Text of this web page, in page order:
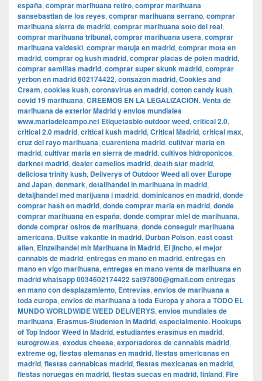
españa, comprar marihuana retiro, comprar marihuana
sansebastian de los reyes, comprar marihuana serrano, comprar
marihuana sierra de madrid, comprar marihuana soto del real,
comprar marihuana tribunal, comprar marihuana usera, comprar
marihuana valdeski, comprar matuja en madrid, comprar mota en
madrid, comprar og kush madrid, comprar placas de polen madrid,
comprar semillas madrid, comprar super skunk madrid, comprar
yerbon en madrid 602174422, consazon madrid, Cookies and
Cream, cookies kush, coronavirus en madrid, cotton candy kush,
covid 19 marihuana, CREEMOS EN LA LEGALIZACION. Venta de
marihuana de exterior Madrid y envios mundiales
www.mariadelcampo.net Etiquetasbio outdoor weed, critical 2.0,
critical 2.0 madrid, critical kush madrid, Critical Madrid, critical max,
cruz del rayo marihuana, cuarentena madrid, cultivar maria en
madrid, cultivar maria en sierra de madrid, cultivos hidroponicos,
darknet madrid, dealer camellos madrid, death star madrid,
deliciosa trinity kush, Deliverys of Outdoor Weed all over Europe
and Japan, denmark, detailhandel in marihuana in madrid,
detaljhandel med marijuana i madrid, dominicanos en madrid, donde
comprar hash en madrid, donde comprar maria en madrid, donde
comprar marihuana en españa, donde comprar miel de marihuana,
donde comprar ositos de marihuana, donde conseguir marihuana
americana, Duitse vakantie in madrid, Durban Poison, east coast
alien, Einzelhandel mit Marihuana in Madrid, El jincho, el mejor
cannabis de madrid, entregas en mano en madrid, entregas en
mano en vigo marihuana, entregas en mano venta de marihuana en
madrid whatsapp 0034602174422 sat97800@gmail.com entregas
en mano con desplazamiento, Entrevías, envios de marihuana a
toda europa, envios de marihuana a toda Europa y ahora a TODO EL
MUNDO WORLDWIDE WEED DELIVERYS, envios mundiales de
marihuana, Erasmus-Studenten in Madrid, especialmente. Hookups
of Top Indoor Weed in Madrid, estudiantes erasmus en madrid,
eurogrow.es, exodus cheese, exportadores de cannabis madrid,
extreme og, fiestas alemanas en madrid, fiestas americanas en
madrid, fiestas cannabicas madrid, fiestas mexicanas en madrid,
fiestas noruegas en madrid, fiestas suecas en madrid, finland, Fire